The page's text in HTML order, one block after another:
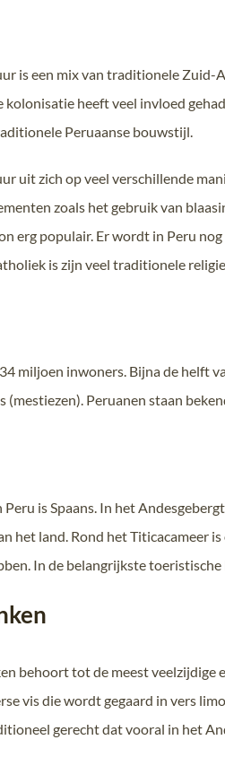
is een mix van traditionele Zuid-
kolonisatie heeft veel invloed
Peruaanse bouwstijl.
uit zich op veel verschillende
zoals het gebruik van
erg populair. Er wordt in Peru
is zijn veel traditionele
miljoen inwoners. Bijna de helft
(mestiezen). Peruanen staan
is Spaans. In het
het land. Rond het Titicacameer
In de belangrijkste
behoort tot de meest veelzijdige
vis die wordt gegaard in vers
gerecht dat vooral in het